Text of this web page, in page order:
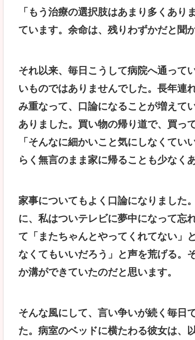
「もう治療の選択肢はあまり多くあ
ています。余命は、残りわずかだと聞
それ以来、毎日こうして病院へ通って
いものではありませんでした。長年連
み重なって、口論になることが増えて
ありました。買い物の帰り道で、買っ
「そんなに細かいこと気にしなくて
らく無言のまま家に帰ることも少なく
家事についてもよく口論になりました
に、私はついテレビに夢中になって忘
て「またちゃんとやってくれてない」
なくてもいいだろう」と声を荒げる。
か溝ができていたのだと思います。
そんな風にして、言い争いが続く毎日
た。病室のベッドに横たわる彼女は、